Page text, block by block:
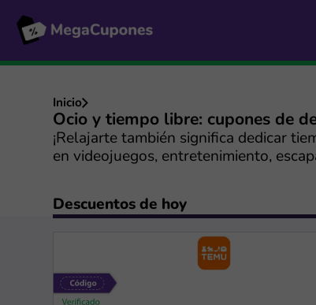
Inicio
Ocio y tiempo libre: cupones de
¡Relajarte también significa dedicar
en videojuegos, entretenimiento,
Descuentos de hoy